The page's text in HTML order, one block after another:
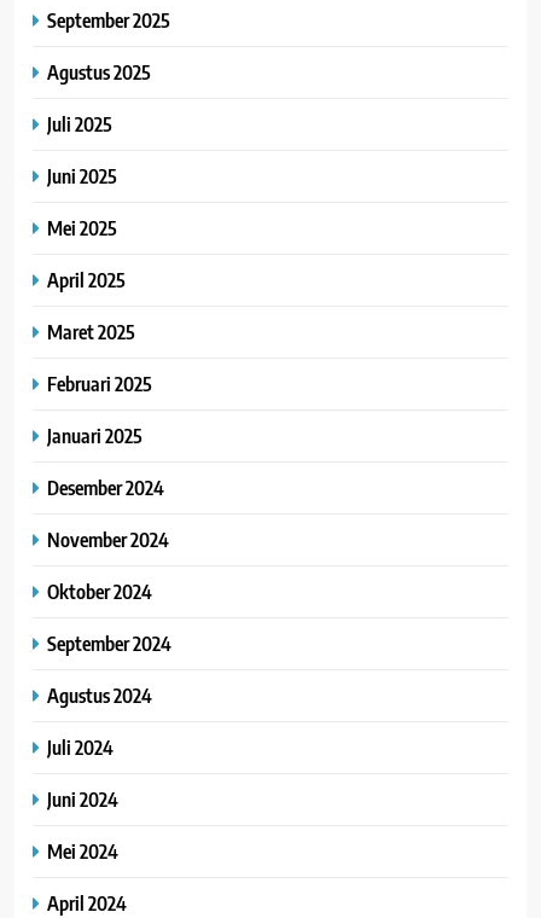
September 2025
Agustus 2025
Juli 2025
Juni 2025
Mei 2025
April 2025
Maret 2025
Februari 2025
Januari 2025
Desember 2024
November 2024
Oktober 2024
September 2024
Agustus 2024
Juli 2024
Juni 2024
Mei 2024
April 2024